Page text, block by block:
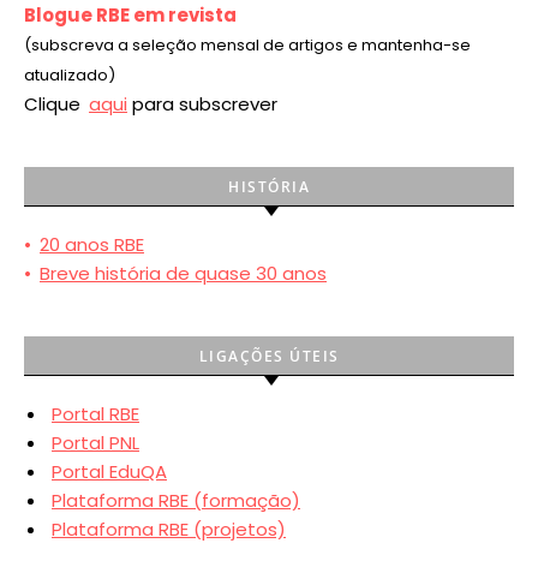
Blogue RBE em revista
(subscreva a seleção mensal de artigos e mantenha-se
atualizado)
Clique aqui para subscrever
HISTÓRIA
• 20 anos RBE
• Breve história de quase 30 anos
LIGAÇÕES ÚTEIS
Portal RBE
Portal PNL
Portal EduQA
Plataforma RBE (formação)
Plataforma RBE (projetos)